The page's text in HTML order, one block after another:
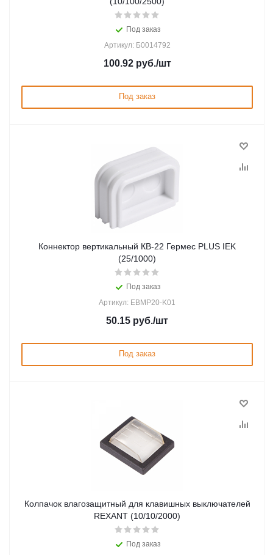
Под заказ
Артикул: Б0014792
100.92руб./шт
Под заказ
Коннектор вертикальный КВ-22 Гермес PLUS IEK
(25/1000)
Под заказ
Артикул: EBMP20-K01
50.15 руб./шт
Под заказ
Колпачок влагозащитный для клавишных выключателей
REXANT (10/10/2000)
Под заказ